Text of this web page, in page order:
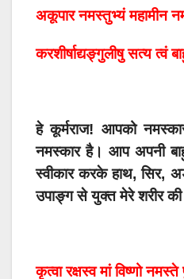
अकूपार नमस्तुभ्यं महामीन
करशीर्षाद्यङ्गुलीषु सत्य त्वं
हे कूर्मराज! आपको
नमस्कार है। आप अपनी
स्वीकार करके हाथ, सिर,
उपाङ्ग से युक्त मेरे शरीर
कृत्वा रक्षस्व मां विष्णो नमस्ते